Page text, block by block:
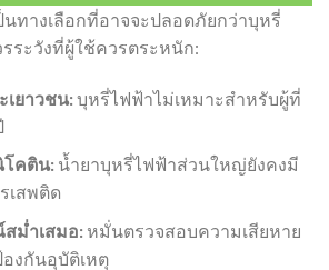
ทางเลือกที่อาจจะปลอดภัยกว่าบุหรี่
ระวังที่ผู้ใช้ควรตระหนัก:
เยาวชน:บุหรี่ไฟฟ้าไม่เหมาะสำหรับผู้ที่
โคติน:น้ำยาบุหรี่ไฟฟ้าส่วนใหญ่ยังคงมี
เสพติด
ม่ำเสมอ:หมั่นตรวจสอบความเสียหาย
งกันอุบัติเหตุ